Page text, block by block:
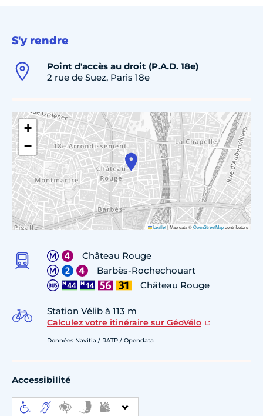
S'y rendre
Point d'accès au droit (P.A.D. 18e)
2 rue de Suez, Paris 18e
+
−
Leaflet|Map data ©OpenStreetMapcontributors
Château Rouge
Barbès-Rochechouart
Château Rouge
Station Vélib à 113 m
Calculez votre itinéraire sur GéoVélo
Données Navitia / RATP / Opendata
Accessibilité